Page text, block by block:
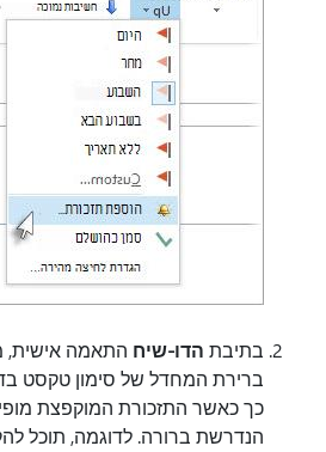
בתיבת הדו-שיח התאמה אישית,
ברירת המחדל של סימון טקסט
כך כאשר התזכורת המוקפצת
הנדרשת ברורה. לדוגמה, תוכל